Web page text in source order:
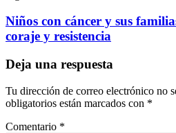
Niños con cáncer y sus
coraje y resistencia
Deja una respuesta
Tu dirección de correo electrónico no
obligatorios están marcados con *
Comentario *